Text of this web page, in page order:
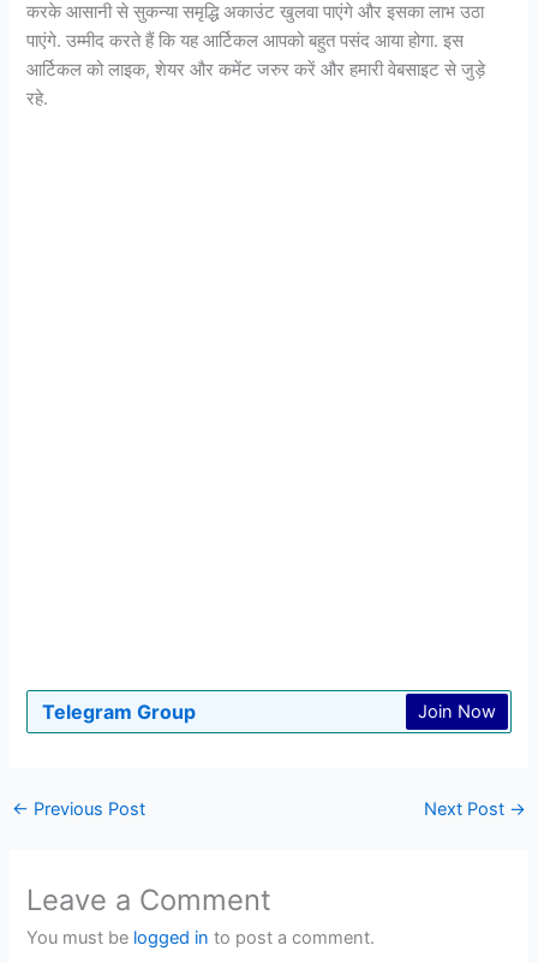
करके आसानी से सुकन्या समृद्धि अकाउंट खुलवा पाएंगे और इसका लाभ उठा
पाएंगे. उम्मीद करते हैं कि यह आर्टिकल आपको बहुत पसंद आया होगा. इस
आर्टिकल को लाइक, शेयर और कमेंट जरुर करें और हमारी वेबसाइट से जुड़े
रहे.
Telegram Group Join Now
← Previous Post Next Post →
Leave a Comment
You must be logged in to post a comment.